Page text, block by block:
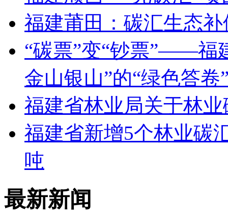
福建莆田：碳汇生态
“碳票”变“钞票”——福
金山银山”的“绿色答卷
福建省林业局关于林
福建省新增5个林业碳
吨
最新新闻